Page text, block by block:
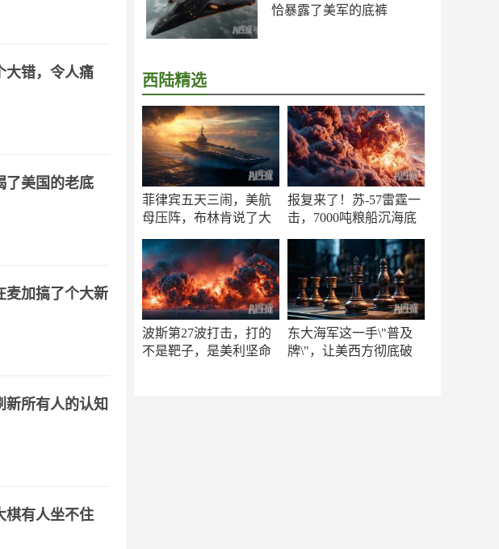
恰暴露了美军的底裤
西陆精选
菲律宾五天三闹，美航
母压阵，布林肯说了大
报复来了！苏-57雷霆一
击，7000吨粮船沉海底
波斯第27波打击，打的
不是靶子，是美利坚命
东大海军这一手\"普及
牌\"，让美西方彻底破
大错，令人痛
了美国的老底
麦加搞了个大新
所有人的认知
棋有人坐不住